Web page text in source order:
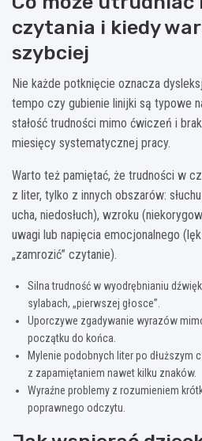
czytania i kiedy
szybciej
Nie każde potknięcie oznacza
tempo czy gubienie linijki są typowe
stałość trudności mimo ćwiczeń i
miesięcy systematycznej pracy.
Warto też pamiętać, że trudności w
z liter, tylko z innych obszarów:
ucha, niedosłuch), wzroku
uwagi lub napięcia emocjonalnego
„zamrozić” czytanie).
Silna trudność w wyodrębnianiu
sylabach, „pierwszej głosce”.
Uporczywe zgadywanie wyrazów
początku do końca.
Mylenie podobnych liter po dłuższym
z zapamiętaniem nawet kilku znaków.
Wyraźne problemy z rozumieniem
poprawnego odczytu.